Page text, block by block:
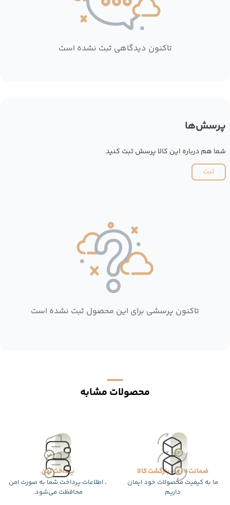
تاکنون دیدگاهی ثبت نشده است
پرسش‌ها
شما هم درباره این کالا پرسش ثبت کنید
ثبت
تاکنون پرسشی برای این محصول ثبت نشده است
محصولات مشابه
ضمانت 7 روزه بازگشت کالا
ما به کیفیت محصولات خود ایمان
داریم
پرداخت امن
، اطلاعات پرداخت شما به صورت امن
محافظت می‌شود.